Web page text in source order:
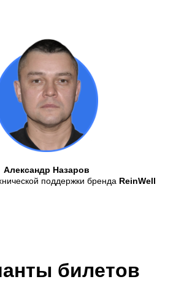
Александр Назаров
поддержки бренда ReinWell
билетов